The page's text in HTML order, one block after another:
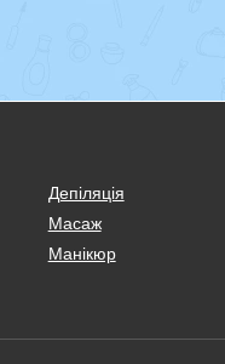
Депіляція
Масаж
Манікюр